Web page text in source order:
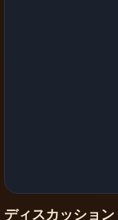
ディスカッション